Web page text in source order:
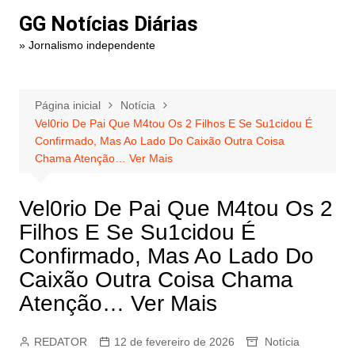
paraGG Notícias Diárias
» Jornalismo independente
Página inicial
Notícia
Vel0rio De Pai Que M4tou Os 2 Filhos E Se Su1cidou É
Confirmado, Mas Ao Lado Do Caixão Outra Coisa
Chama Atenção… Ver Mais
Vel0rio De Pai Que M4tou Os 2
Filhos E Se Su1cidou É
Confirmado, Mas Ao Lado Do
Caixão Outra Coisa Chama
Atenção… Ver Mais
REDATOR 12 de fevereiro de 2026 Notícia